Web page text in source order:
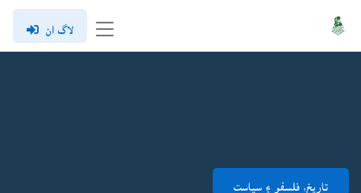
لاگ ان
تاريخ، فلسفو ۽ سياست